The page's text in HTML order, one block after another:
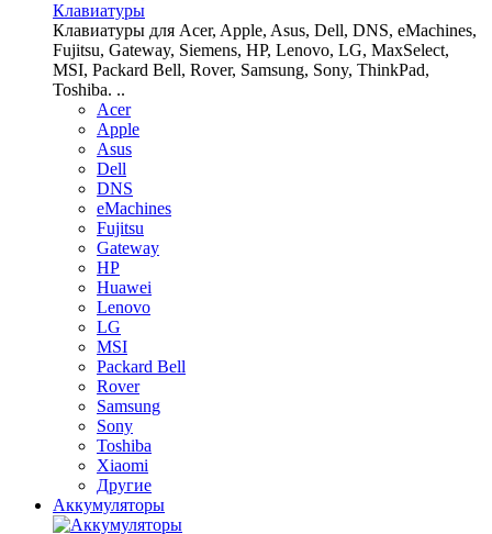
Клавиатуры
Клавиатуры для Acer, Apple, Asus, Dell, DNS, eMachines,
Fujitsu, Gateway, Siemens, HP, Lenovo, LG, MaxSelect,
MSI, Packard Bell, Rover, Samsung, Sony, ThinkPad,
Toshiba. ..
Acer
Apple
Asus
Dell
DNS
eMachines
Fujitsu
Gateway
HP
Huawei
Lenovo
LG
MSI
Packard Bell
Rover
Samsung
Sony
Toshiba
Xiaomi
Другие
Аккумуляторы